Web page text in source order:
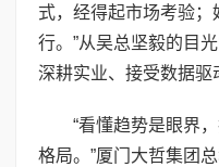
式，经得起市场考验；
行。”从吴总坚毅的目
深耕实业、接受数据驱
“看懂趋势是眼界
格局。”厦门大哲集团